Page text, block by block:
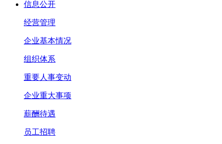
信息公开
经营管理
企业基本情况
组织体系
重要人事变动
企业重大事项
薪酬待遇
员工招聘